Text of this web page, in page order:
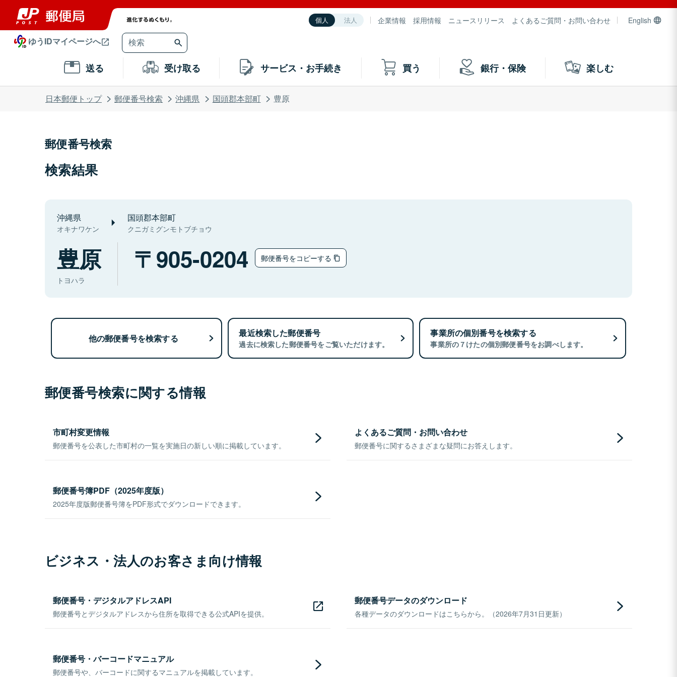
個人 法人 企業情報 採用情報 ニュースリリース よくあるご質問・お問い合わせ English
ゆうIDマイページへ
送る 受け取る サービス・お手続き 買う 銀行・保険 楽しむ
日本郵便トップ 郵便番号検索 沖縄県 国頭郡本部町 豊原
郵便番号検索
検索結果
沖縄県
オキナワケン
国頭郡本部町
クニガミグンモトブチョウ
豊原
トヨハラ
905-0204 郵便番号をコピーする
他の郵便番号を検索する 最近検索した郵便番号
過去に検索した郵便番号をご覧いただけます。
事業所の個別番号を検索する
事業所の７けたの個別郵便番号をお調べします。
郵便番号検索に関する情報
市町村変更情報
郵便番号を公表した市町村の一覧を実施日の新しい順に掲載しています。
よくあるご質問・お問い合わせ
郵便番号に関するさまざまな疑問にお答えします。
郵便番号簿PDF（2025年度版）
2025年度版郵便番号簿をPDF形式でダウンロードできます。
ビジネス・法人のお客さま向け情報
郵便番号・デジタルアドレスAPI
郵便番号とデジタルアドレスから住所を取得できる公式APIを提供。
郵便番号データのダウンロード
各種データのダウンロードはこちらから。（2026年7月31日更新）
郵便番号・バーコードマニュアル
郵便番号や、バーコードに関するマニュアルを掲載しています。